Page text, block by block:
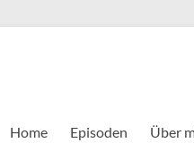
Home
Episoden Über